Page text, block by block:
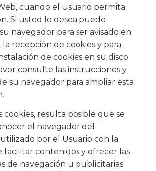
cuando el Usuario permita
Si usted lo desea puede
navegador para ser avisado en
recepción de cookies y para
de cookies en su disco
consulte las instrucciones y
su navegador para ampliar esta
cookies, resulta posible que se
el navegador del
por el Usuario con la
facilitar contenidos y ofrecer las
de navegación u publicitarias